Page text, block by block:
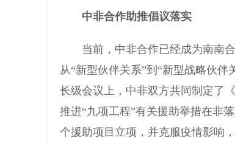
中非合作助推倡议落实
当前，中非合作已经成为南南合
从“新型伙伴关系”到“新型战略伙
长级会议上，中非双方共同制定了
推进“九项工程”有关援助举措在非
个援助项目立项，并克服疫情影响